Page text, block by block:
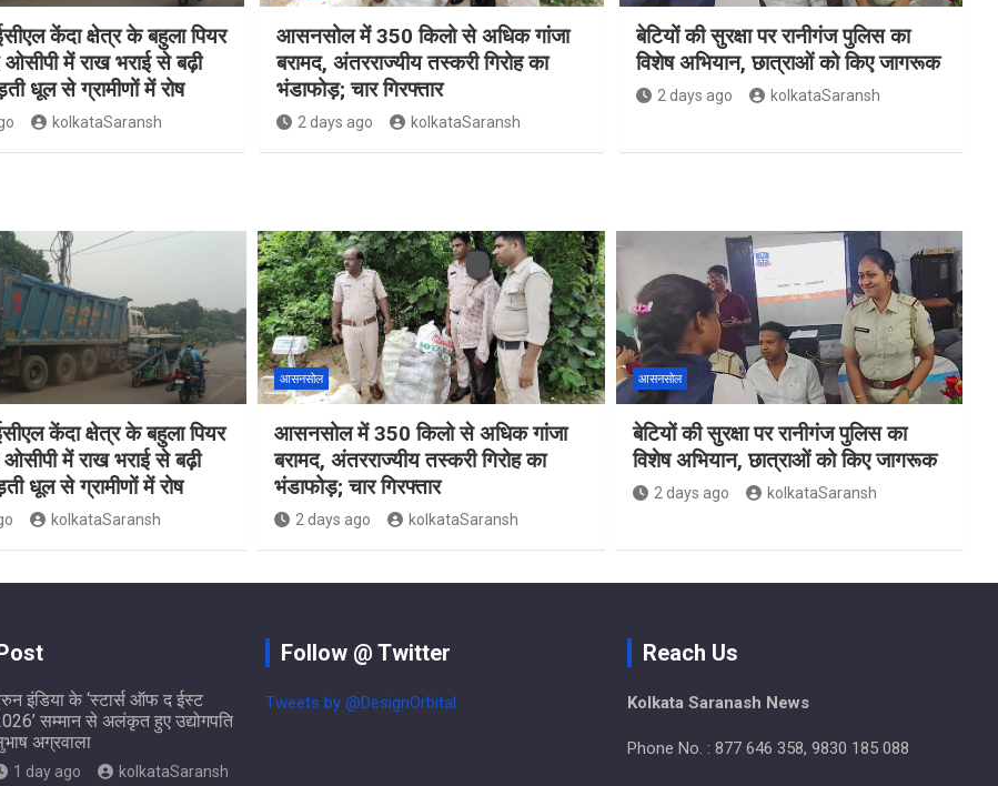
केंदा क्षेत्र के बहुला पियर
ओसीपी में राख भराई से बढ़ी
धूल से ग्रामीणों में रोष
kolkataSaransh
आसनसोल में 350 किलो से अधिक गांजा
बरामद, अंतरराज्यीय तस्करी गिरोह का
भंडाफोड़; चार गिरफ्तार
2 days ago kolkataSaransh
बेटियों की सुरक्षा पर रानीगंज पुलिस का
विशेष अभियान, छात्राओं को किए जागरूक
2 days ago kolkataSaransh
केंदा क्षेत्र के बहुला पियर
में राख भराई से बढ़ी
धूल से ग्रामीणों में रोष
kolkataSaransh
आसनसोल
आसनसोल में 350 किलो से अधिक गांजा
बरामद, अंतरराज्यीय तस्करी गिरोह का
भंडाफोड़; चार गिरफ्तार
2 days ago kolkataSaransh
आसनसोल
बेटियों की सुरक्षा पर रानीगंज पुलिस का
विशेष अभियान, छात्राओं को किए जागरूक
2 days ago kolkataSaransh
इंडिया के ‘स्टार्स ऑफ द ईस्ट
सम्मान से अलंकृत हुए उद्योगपति
अग्रवाला
1 day ago kolkataSaransh
Follow @ Twitter
Tweets by @DesignOrbital
Reach Us
Kolkata Saranash News
Phone No. : 877 646 358, 9830 185 088